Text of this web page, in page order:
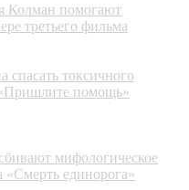
Колман помогают
третьего фильма
токсичного
помощь»
мифологическое
«Смерть единорога»